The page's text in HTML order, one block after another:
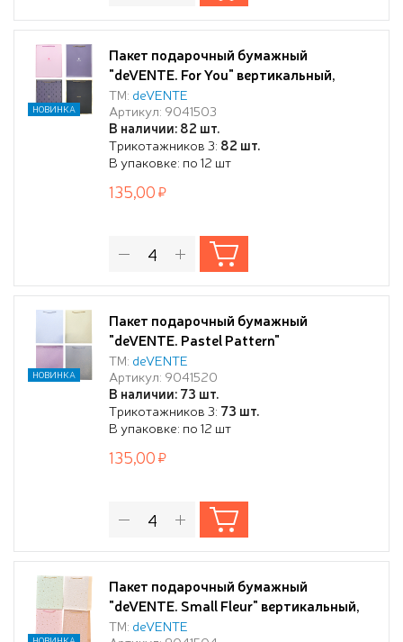
Пакет подарочный бумажный
"deVENTE. For You" вертикальный,
31x42x12 см, горячее тиснение, бумага
210 г/м², ассорти 4 дизайна
ТМ: deVENTE
Артикул: 9041503
В наличии: 82 шт.
Трикотажников 3: 82 шт.
В упаковке: по 12 шт
НОВИНКА
135,00
Пакет подарочный бумажный
"deVENTE. Pastel Pattern"
вертикальный, 31x42x12 см, горячее
тиснение, бумага 210 г/м², ассорти 4
дизайна
ТМ: deVENTE
Артикул: 9041520
В наличии: 73 шт.
Трикотажников 3: 73 шт.
В упаковке: по 12 шт
НОВИНКА
135,00
Пакет подарочный бумажный
"deVENTE. Small Fleur" вертикальный,
18x23x8 см, горячее тиснение и конгрев,
ТМ: deVENTE